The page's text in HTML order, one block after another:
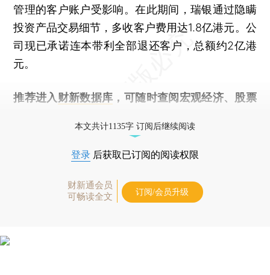
管理的客户账户受影响。在此期间，瑞银通过隐瞒
投资产品交易细节，多收客户费用达1.8亿港元。公
司现已承诺连本带利全部退还客户，总额约2亿港
元。
推荐进入 财新数据库 ，可随时查阅宏观经济、股票
本文共计1135字 订阅后继续阅读
登录 后获取已订阅的阅读权限
财新通会员
可畅读全文
订阅/会员升级